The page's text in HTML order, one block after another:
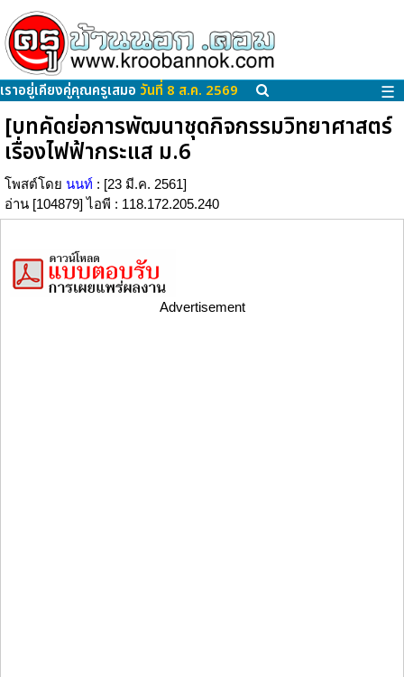
เราอยู่เคียงคู่คุณครูเสมอ วันที่ 8 ส.ค. 2569 ☰
[บทคัดย่อการพัฒนาชุดกิจกรรมวิทยาศาสตร์
เรื่องไฟฟ้ากระแส ม.6
โพสต์โดย นนท์ : [23 มี.ค. 2561]
อ่าน [104879] ไอพี : 118.172.205.240
Advertisement